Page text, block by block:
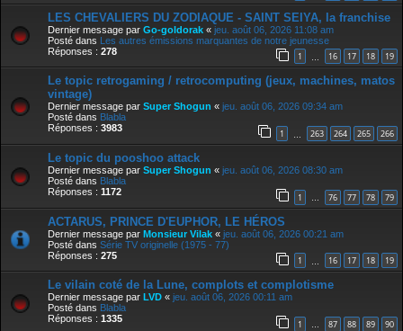
LES CHEVALIERS DU ZODIAQUE - SAINT SEIYA, la franchise
Dernier message par Go-goldorak « jeu. août 06, 2026 11:08 am
Posté dans Les autres émissions marquantes de notre jeunesse
Réponses : 278 1 16 17 18 19
Le topic retrogaming / retrocomputing (jeux, machines, matos
vintage)
Dernier message par Super Shogun « jeu. août 06, 2026 09:34 am
Posté dans Blabla
Réponses : 3983 1 263 264 265 266
Le topic du pooshoo attack
Dernier message par Super Shogun « jeu. août 06, 2026 08:30 am
Posté dans Blabla
Réponses : 1172 1 … 76 77 78 79
ACTARUS, PRINCE D'EUPHOR, LE HÉROS
Dernier message par Monsieur Vilak « jeu. août 06, 2026 00:21 am
Posté dans Série TV originelle (1975 - 77)
Réponses : 275 1 16 17 18 19
Le vilain coté de la Lune, complots et complotisme
Dernier message par LVD « jeu. août 06, 2026 00:11 am
Posté dans Blabla
Réponses : 1335 1 … 87 88 89 90